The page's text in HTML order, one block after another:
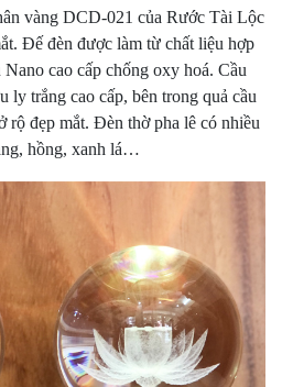
vàng DCD-021 của Rước Tài Lộc
Đế đèn được làm từ chất liệu hợp
cao cấp chống oxy hoá. Cầu
ly trắng cao cấp, bên trong quả cầu
rộ đẹp mắt. Đèn thờ pha lê có nhiều
hồng, xanh lá…